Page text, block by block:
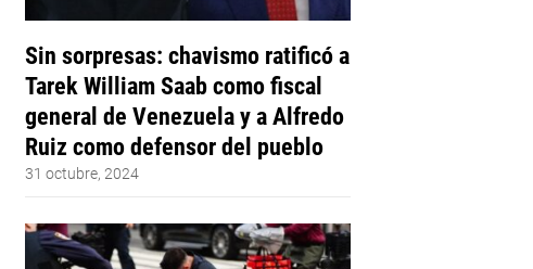
Sin sorpresas: chavismo ratificó a
Tarek William Saab como fiscal
general de Venezuela y a Alfredo
Ruiz como defensor del pueblo
31 octubre, 2024